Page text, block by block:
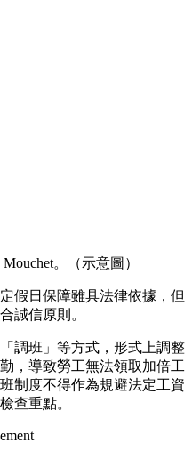
。（示意圖）
假日保障雖具法律依據，但
誠信原則。
調班」等方式，形式上調整
，導致勞工無法領取加倍工
制度不得作為規避法定工資
查重點。